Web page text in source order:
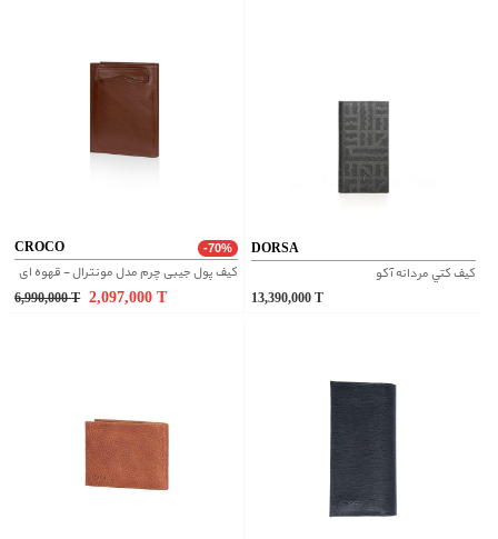
CROCO -70%
کیف پول جیبی چرم مدل مونترال - قهوه ای
6,990,000 T 2,097,000
DORSA
کيف کتي مردانه آکو
13,390,000